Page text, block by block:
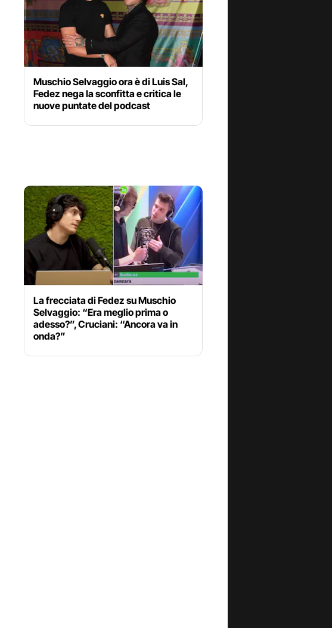
Muschio Selvaggio ora è di Luis Sal,
Fedez nega la sconfitta e critica le
nuove puntate del podcast
La frecciata di Fedez su Muschio
Selvaggio: “Era meglio prima o
adesso?”, Cruciani: “Ancora va in
onda?”